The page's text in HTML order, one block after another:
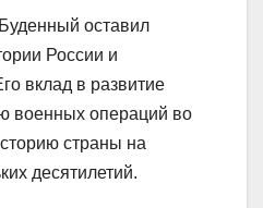
оставил
России и
вклад в развитие
военных операций во
страны на
десятилетий.